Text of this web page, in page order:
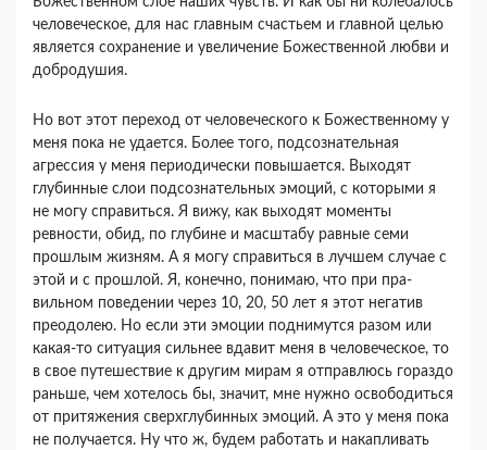
человеческое, для нас главным счастьем и главной целью
является сохранение и увеличение Божест­венной любви и
добродушия.
Но вот этот переход от человеческого к Божест­венному у
меня пока не удается. Более того, под­сознательная
агрессия у меня периодически повы­шается. Выходят
глубинные слои подсознатель­ных эмоций, с которыми я
не могу справиться. Я вижу, как выходят моменты
ревности, обид, по глубине и масштабу равные семи
прошлым жиз­ням. А я могу справиться в лучшем случае с
этой и с прошлой. Я, конечно, понимаю, что при пра­
вильном поведении через 10, 20, 50 лет я этот не­гатив
преодолею. Но если эти эмоции поднимутся разом или
какая-то ситуация сильнее вдавит меня в человеческое, то
в свое путешествие к другим мирам я отправлюсь гораздо
раньше, чем хотелось бы, значит, мне нужно освободиться
от притяже­ния сверхглубинных эмоций. А это у меня пока
не получается. Ну что ж, будем работать и накапли­вать